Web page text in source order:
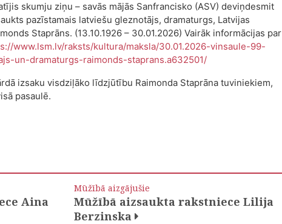
skumju ziņu – savās mājās Sanfrancisko (ASV) deviņdesmit
pazīstamais latviešu gleznotājs, dramaturgs, Latvijas
Staprāns. (13.10.1926 – 30.01.2026) Vairāk informācijas par
www.lsm.lv/raksts/kultura/maksla/30.01.2026-vinsaule-99-
un-dramaturgs-raimonds-staprans.a632501/
izsaku visdziļāko līdzjūtību Raimonda Staprāna tuviniekiem,
pasaulē.
Aina
Mūžībā aizgājušie
Mūžībā aizsaukta rakstniece Lilija
Berzinska